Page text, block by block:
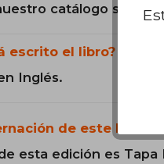
catálogo son
escrito el libro?
Inglés.
de este libro?
esta edición es Tapa